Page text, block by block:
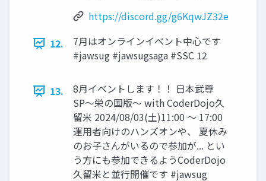
https://discord.gg/g6KqwJZ32e
12.
7月はオンラインイベント中心です
#jawsug #jawsugsaga #SSC 12
13.
8月イベントします！！ 日本武尊
SP〜栄の国版〜 with CoderDojo久
留米 2024/08/03(土)11:00 〜 17:00
運用者向けのハンズオンや、 夏休み
のお子さんがいるので参加が... とい
う方にも参加できるようCoderDojo
久留米と並行開催です #jawsug